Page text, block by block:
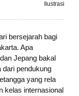
Ilustrasi
bersejarah bagi
Apa
Jepang bakal
dari pendukung
yang rela
kelas internasional